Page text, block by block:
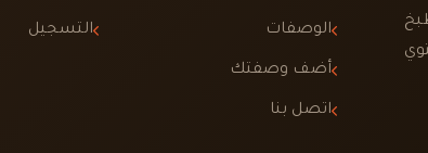
الوصفات
أضف وصفتك
اتصل بنا
التسجيل